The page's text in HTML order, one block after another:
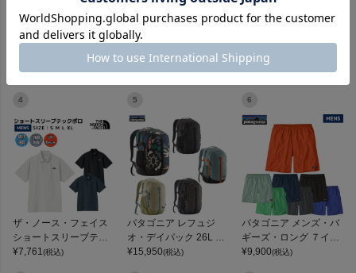
商品レビュー
プロテイン・サプリメントまとめ買い
アウトレットセール
スタッフコーディネート
スタッフブログ
パタゴニア メンズ・テ
ルボンヌ・ジョガーズ
PATAGONIA MS TERR
EBONNE JOGGERS
12,584(税込)
パタゴニア フーディ
ニ・ジャケット PATAG
ONIA MS HOUDINI JKT
¥13,558(税込)
オン クラウドスウィフ
ト アンプ On Cloudswif
t Amp
¥25,300(税込)
4
ザ・ノース・フェイス
ショートスリーブテッ
クポロ THE NORTH FA
¥7,761 (税込)
5
パタゴニア レフュジ
オ・デイパック 26L PA
TAGONIA REFUGIO DA
¥15,950(税込)
6
パタゴニア メンズ・バ
ギーズ・ロング ７イン
チ Patagonia Men's Ba
¥9,900(税込)